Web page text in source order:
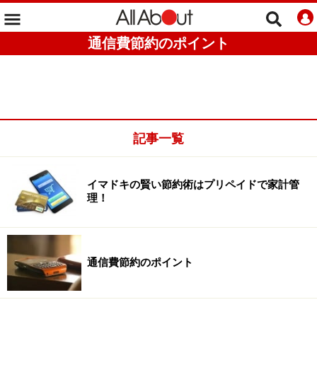
通信費節約のポイント
記事一覧
イマドキの賢い節約術はプリペイドで家計管
理！
通信費節約のポイント